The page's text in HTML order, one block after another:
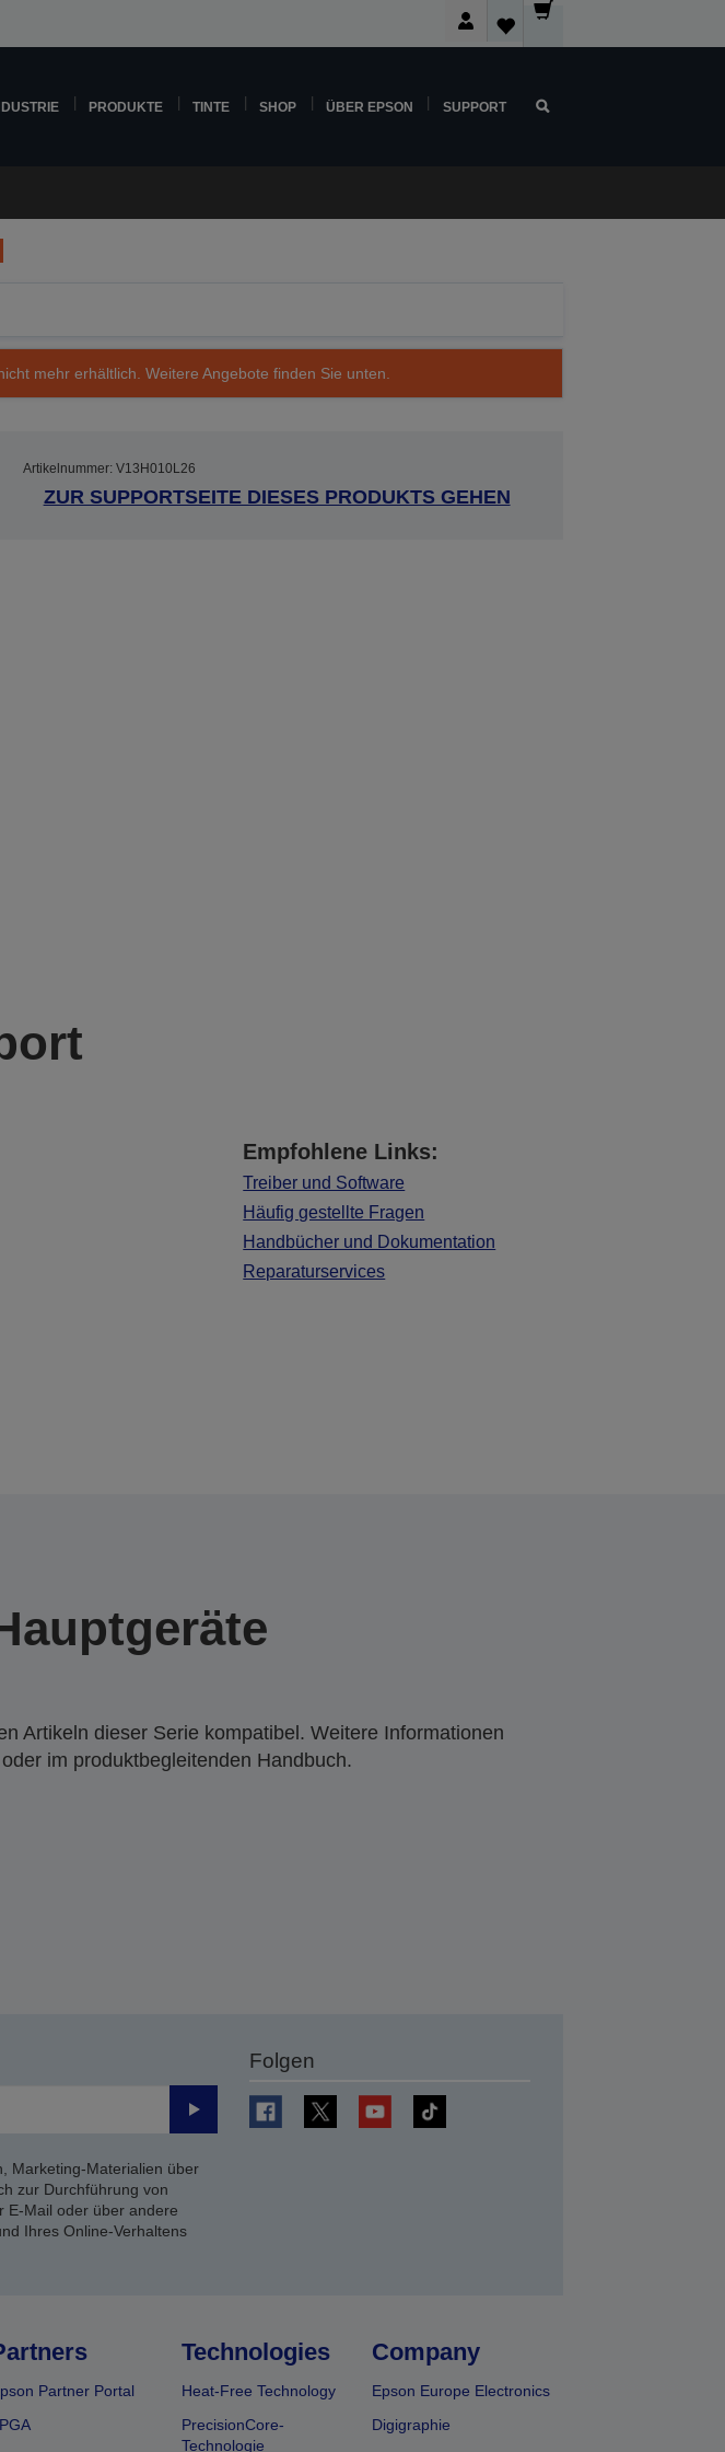
PRODUKTE TINTE SHOP ÜBER EPSON SUPPORT
mehr erhältlich. Weitere Angebote finden Sie unten.
Artikelnummer: V13H010L26
ZUR SUPPORTSEITE DIESES PRODUKTS GEHEN
Empfohlene Links:
Treiber und Software
Häufig gestellte Fragen
Handbücher und Dokumentation
Reparaturservices
Artikeln dieser Serie kompatibel. Weitere Informationen
im produktbegleitenden Handbuch.
Senden
Marketing-Materialien über
zur Durchführung von
E-Mail oder über andere
Ihres Online-Verhaltens
Folgen
Partner Portal
Technologies
Heat-Free Technology
PrecisionCore-
Technologie
Company
Epson Europe Electronics
Digigraphie